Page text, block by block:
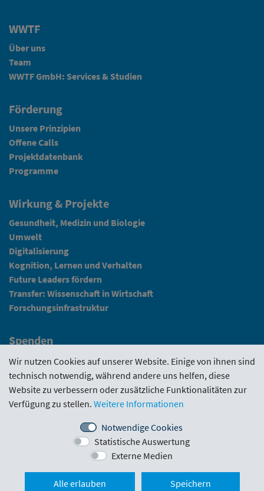
WWTF
Über uns
Team
WWTF GmbH: Services & Studien
Förderung
Unsere Prinzipien
Offene Calls
Projektdatenbank
Programme
Wirkung & Projekte
Gesundheit, Medizin und Biologie
Umwelt
Digitalisierung
Kognition, Lernen und Verhalten
Future Leaders fördern
Transfer: Wissenschaft in Wirtschaft
Forschungsinfrastruktur
Spenden
Fundraising
News
Intranet
Förderrichtlinie · Funding Portal Evaluierungen
Downloads
Schlickgasse 3/12
office@wwtf.at
Wir nutzen Cookies auf unserer Website. Einige von ihnen sind
technisch notwendig, während andere uns helfen, diese
Website zu verbessern oder zusätzliche Funktionalitäten zur
Verfügung zu stellen. Weitere Informationen
Notwendige Cookies
Statistische Auswertung
Externe Medien
Alle erlauben Speichern